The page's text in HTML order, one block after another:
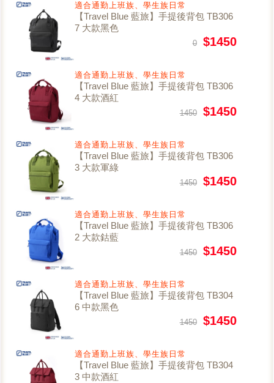
適合通勤上班族、學生族日常
【Travel Blue 藍旅】手提後背包 TB306
7 大款黑色
0 $1450
適合通勤上班族、學生族日常
【Travel Blue 藍旅】手提後背包 TB306
4 大款酒紅
1450 $1450
適合通勤上班族、學生族日常
【Travel Blue 藍旅】手提後背包 TB306
3 大款軍綠
1450 $1450
適合通勤上班族、學生族日常
【Travel Blue 藍旅】手提後背包 TB306
2 大款鈷藍
1450 $1450
適合通勤上班族、學生族日常
【Travel Blue 藍旅】手提後背包 TB304
6 中款黑色
1450 $1450
適合通勤上班族、學生族日常
【Travel Blue 藍旅】手提後背包 TB304
3 中款酒紅